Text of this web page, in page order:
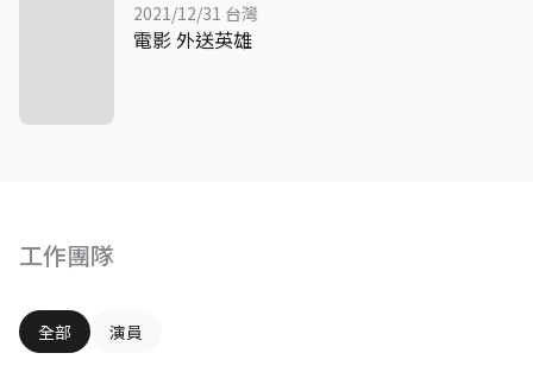
工作團隊
全部 演員
2021/12/31 台灣
電影 外送英雄